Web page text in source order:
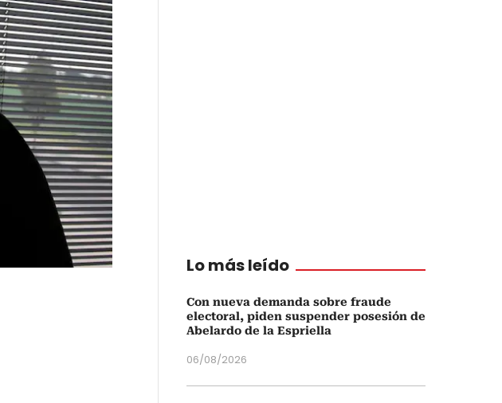
Lo más leído
Con nueva demanda sobre fraude
electoral, piden suspender posesión de
Abelardo de la Espriella
06/08/2026